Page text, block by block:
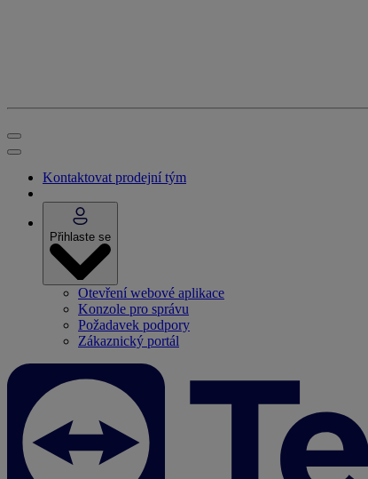
Kontaktovat prodejní tým
Přihlaste se
Otevření webové aplikace
Konzole pro správu
Požadavek podpory
Zákaznický portál